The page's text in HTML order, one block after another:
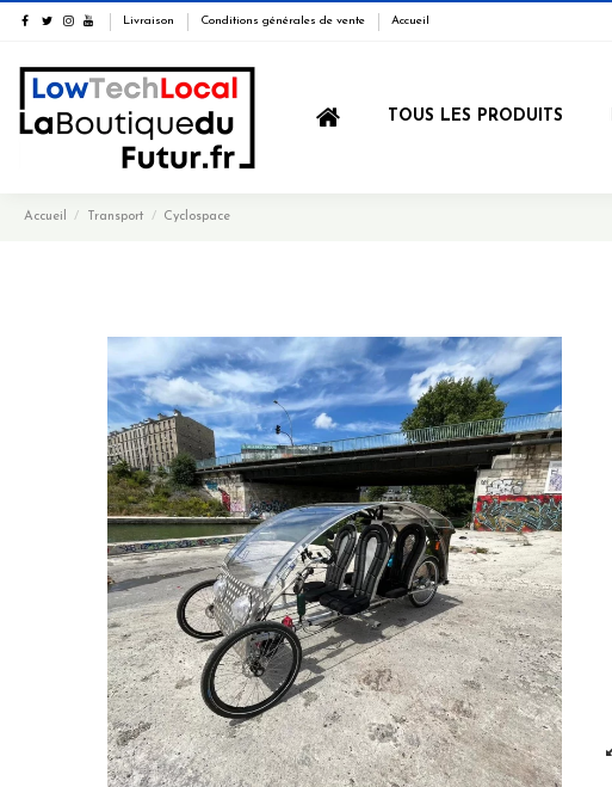
Livraison Conditions générales de vente Accueil
TOUS LES PRODUITS
Accueil Transport Cyclospace